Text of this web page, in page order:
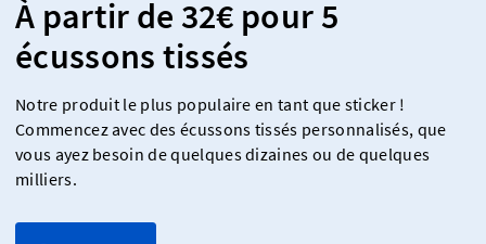
À partir de 32€ pour 5
écussons tissés
Notre produit le plus populaire en tant que sticker !
Commencez avec des écussons tissés personnalisés, que
vous ayez besoin de quelques dizaines ou de quelques
milliers.